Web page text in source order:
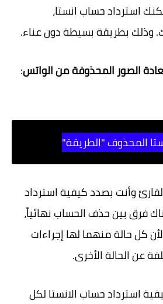
استرداد حساب انستا،
وذلك بطريقة بسيطة دون عناء.
الصور المحذوفة من الواتس:
المحذوف "الطريقة"
وأنت بصدد كيفية استرداد
فرق بين حذف الحساب نهائياً،
كل حالة منهما لها إجراءات
عن الحالة الأخرى.
استرداد حساب الانستا لكل